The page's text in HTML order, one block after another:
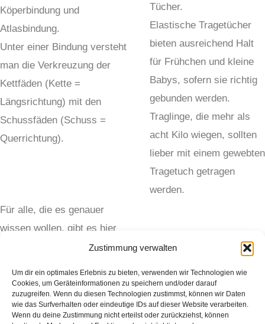
Zustimmung verwalten
Um dir ein optimales Erlebnis zu bieten, verwenden wir Technologien wie
Cookies, um Geräteinformationen zu speichern und/oder darauf
zuzugreifen. Wenn du diesen Technologien zustimmst, können wir Daten
wie das Surfverhalten oder eindeutige IDs auf dieser Website verarbeiten.
Wenn du deine Zustimmung nicht erteilst oder zurückziehst, können
Köperbindung und
Atlasbindung.
Unter einer Bindung versteht
man die Verkreuzung der
Kettfäden (Kette =
Längsrichtung) mit den
Schussfäden (Schuss =
Querrichtung).
Für alle, die es genauer
wissen wollen, gibt es hier
Leinwandbindung
Tücher.
Elastische Tragetücher
bieten ausreichend Halt
für Frühchen und kleine
Babys, sofern sie richtig
gebunden werden.
Traglinge, die mehr als
acht Kilo wiegen, sollten
lieber mit einem gewebten
Tragetuch getragen
werden.